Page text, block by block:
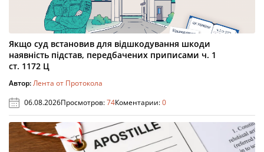
Якщо суд встановив для відшкодування шкоди
наявність підстав, передбачених приписами ч. 1
ст. 1172 Ц
Автор:Лента от Протокола
06.08.2026Просмотров:74Коментарии:0